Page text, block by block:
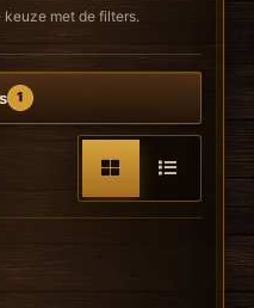
met de filters.
1